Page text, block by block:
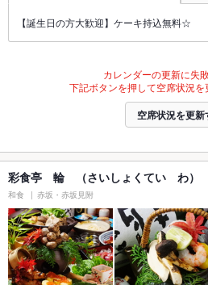
【誕生日の方大歓迎】ケーキ持込無料☆
カレンダーの更新に失
下記ボタンを押して空席状況を
空席状況を更新
彩食亭 輪 （さいしょくてい わ）
和食 赤坂・赤坂見附